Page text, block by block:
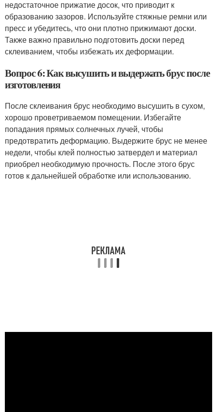
недостаточное прижатие досок, что приводит к
образованию зазоров. Используйте стяжные ремни или
пресс и убедитесь, что они плотно прижимают доски.
Также важно правильно подготовить доски перед
склеиванием, чтобы избежать их деформации.
Вопрос 6: Как высушить и выдержать брус после
изготовления
После склеивания брус необходимо высушить в сухом,
хорошо проветриваемом помещении. Избегайте
попадания прямых солнечных лучей, чтобы
предотвратить деформацию. Выдержите брус не менее
недели, чтобы клей полностью затвердел и материал
приобрел необходимую прочность. После этого брус
готов к дальнейшей обработке или использованию.